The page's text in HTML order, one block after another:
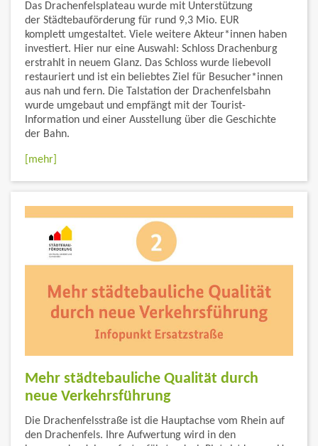
Das Drachenfelsplateau wurde mit Unterstützung
der Städtebauförderung für rund 9,3 Mio. EUR
komplett umgestaltet. Viele weitere Akteur*innen haben
investiert. Hier nur eine Auswahl: Schloss Drachenburg
erstrahlt in neuem Glanz. Das Schloss wurde liebevoll
restauriert und ist ein beliebtes Ziel für Besucher*innen
aus nah und fern. Die Talstation der Drachenfelsbahn
wurde umgebaut und empfängt mit der Tourist-
Information und einer Ausstellung über die Geschichte
der Bahn.
[mehr]
Mehr städtebauliche Qualität durch
neue Verkehrsführung
Die Drachenfelsstraße ist die Hauptachse vom Rhein auf
den Drachenfels. Ihre Aufwertung wird in den